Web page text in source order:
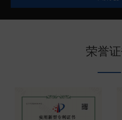
较高的防腐蚀性能和结实可靠
妹妹电子锚在中国深受广大
台湾、印尼、泰国等地区或者
荣誉